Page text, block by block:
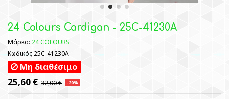
24 Colours Cardigan - 25C-41230A
Μάρκα: 24 COLOURS
Κωδικός 25C-41230A
Μη διαθέσιμο
25,60 € 32,00 € -20%